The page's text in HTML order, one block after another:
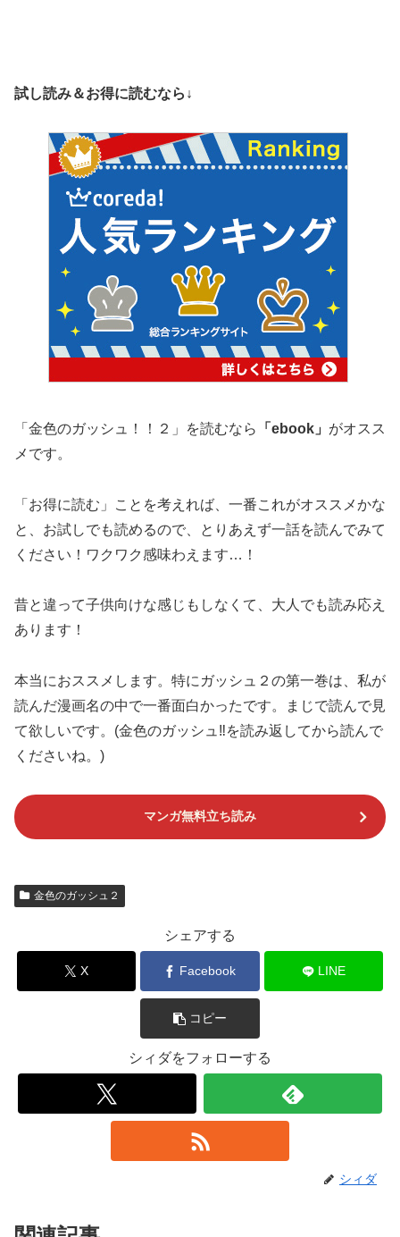
試し読み＆お得に読むなら↓
「金色のガッシュ！！２」を読むなら 「ebook」 がオスス
メです。
「お得に読む」ことを考えれば、一番これがオススメかな
と、お試しでも読めるので、とりあえず一話を読んでみて
ください！ワクワク感味わえます…！
昔と違って子供向けな感じもしなくて、大人でも読み応え
あります！
本当におススメします。特にガッシュ２の第一巻は、私が
読んだ漫画名の中で一番面白かったです。まじで読んで見
て欲しいです。(金色のガッシュ‼を読み返してから読んで
くださいね。)
マンガ無料立ち読み
金色のガッシュ２
シェアする
X Facebook LINE
コピー
シィダをフォローする
シィダ